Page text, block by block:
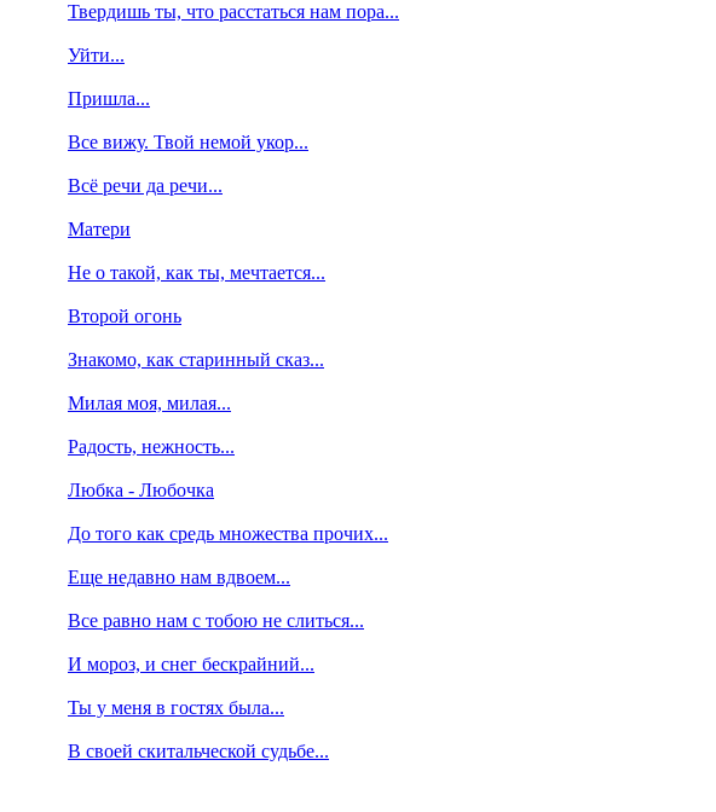
Твердишь ты, что расстаться нам пора...
Уйти...
Пришла...
Все вижу. Твой немой укор...
Всё речи да речи...
Матери
Не о такой, как ты, мечтается...
Второй огонь
Знакомо, как старинный сказ...
Милая моя, милая...
Радость, нежность...
Любка - Любочка
До того как средь множества прочих...
Еще недавно нам вдвоем...
Все равно нам с тобою не слиться...
И мороз, и снег бескрайний...
Ты у меня в гостях была...
В своей скитальческой судьбе...